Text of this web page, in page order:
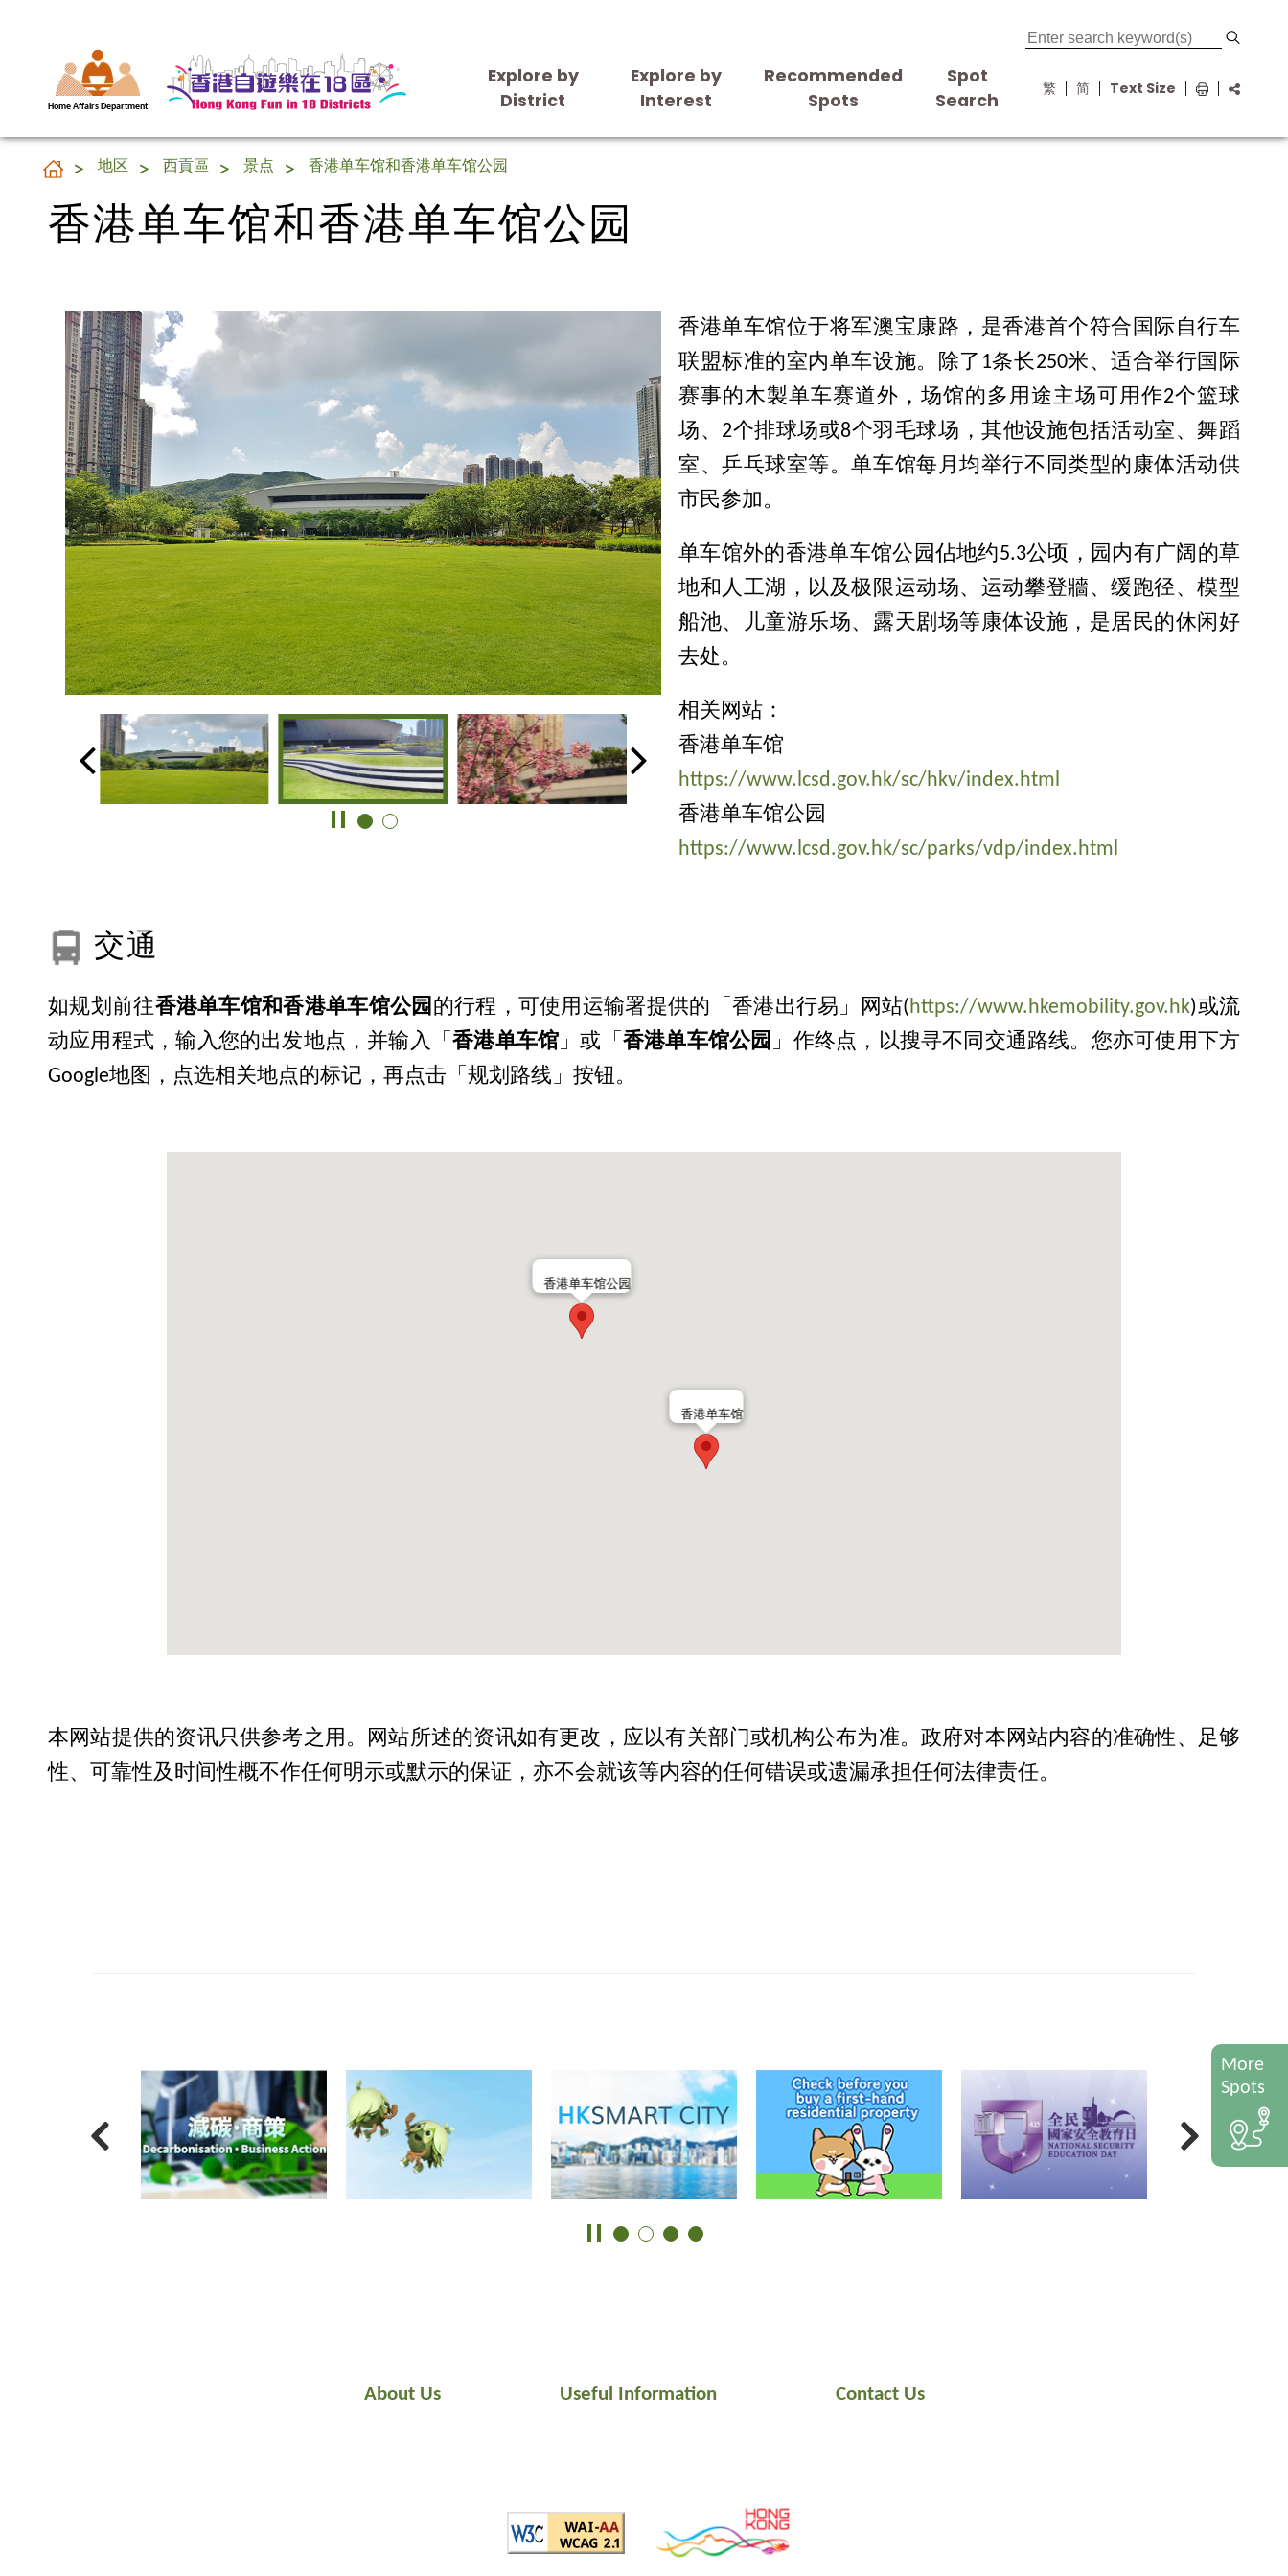
Home Affairs Department
Explore by
District
Explore by
Interest
Recommended
Spots
Spot
Search
繁 简 Text Size
香港单车馆和香港单车馆公园
地区 西貢區 景点 香港单车馆和香港单车馆公园
香港单车馆和香港单车馆公园
香港单车馆位于将军澳宝康路，是香港首个符合国际自行车
联盟标准的室内单车设施。除了1条长250米、适合举行国际
赛事的木製单车赛道外，场馆的多用途主场可用作2个篮球
场、2个排球场或8个羽毛球场，其他设施包括活动室、舞蹈
室、乒乓球室等。单车馆每月均举行不同类型的康体活动供
市民参加。
单车馆外的香港单车馆公园佔地约5.3公顷，园内有广阔的草
地和人工湖，以及极限运动场、运动攀登牆、缓跑径、模型
船池、儿童游乐场、露天剧场等康体设施，是居民的休闲好
去处。
相关网站：
香港单车馆
https://www.lcsd.gov.hk/sc/hkv/index.html
香港单车馆公园
https://www.lcsd.gov.hk/sc/parks/vdp/index.html
交通
如规划前往香港单车馆和香港单车馆公园 的行程，可使用运输署提供的「香港出行易」网站(https://www.hkemobility.gov.hk)或流
动应用程式，输入您的出发地点，并输入「香港单车馆 」或「 香港单车馆公园 」作终点，以搜寻不同交通路线。您亦可使用下方
Google地图，点选相关地点的标记，再点击「规划路线」按钮。
香港单车馆
香港单车馆公园
本网站提供的资讯只供参考之用。网站所述的资讯如有更改，应以有关部门或机构公布为准。政府对本网站内容的准确性、足够
性、可靠性及时间性概不作任何明示或默示的保证，亦不会就该等内容的任何错误或遗漏承担任何法律责任。
About Us Useful Information Contact Us
More
Spots